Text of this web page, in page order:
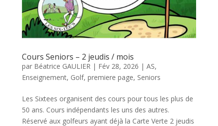
Cours Seniors – 2 jeudis / mois
par Béatrice GAULIER | Fév 28, 2026 | AS,
Enseignement, Golf, premiere page, Seniors
Les Sixtees organisent des cours pour tous les plus de
50 ans. Cours indépendants les uns des autres.
Réservé aux golfeurs ayant déjà la Carte Verte 2 jeudis